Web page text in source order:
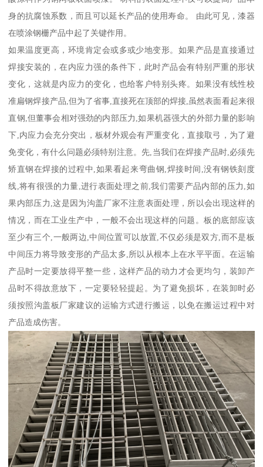
身的抗腐蚀系数，而且可以延长产品的使用寿命。 由此可见，漆器
在喷涂钢栅产品中起了关键作用。
如果温度更高，环境肯定会或多或少地变形。如果产品是直接通过
焊接安装的，在内应力强的条件下，此时产品会有特别严重的形状
变化，这就是内应力的变化，也给客户特别头疼。如果没有线性校
准扁钢焊接产品,但为了省事,直接死在顶部的焊接,虽然表面看起来很
直钢,但董事会相对强劲的内部压力,如果机器强大的外部力量的影响
下,内应力会充分突出，板材外观会有严重变化，直接取弓，为了避
免变化，有什么问题必须特别注意。先,当我们在焊接产品时,必须先
矫直钢在焊接的过程中,如果看起来弯曲钢,焊接时间,没有钢铁刻度
线,将有很强的力量,进行表面处理之前,我们需要产品内部的压力,如
果内部压力,这是因为沟盖厂家不注意表面处理，所以会出现这样的
情况，而在工业生产中，一般不会出现这样的问题。板的底部应该
至少有三个,一般两边,中间位置可以放置,不仅必须是双方,而不是板
中间压力将导致变形的产品太多,所以从根本上在水平平面。在运输
产品时一定要放得平整一些，这样产品的动力才会更均匀，装卸产
品时不得故意放下，一定要轻轻提起。为了避免损坏，在装卸时必
须按照沟盖板厂家建议的运输方式进行搬运，以免在搬运过程中对
产品造成伤害。